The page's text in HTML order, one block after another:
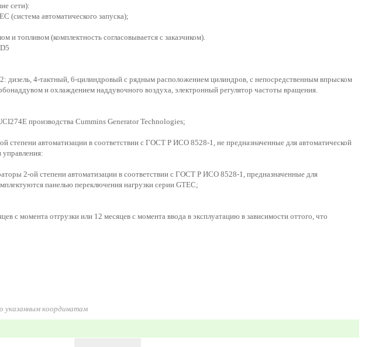
сети):
(система автоматического запуска);
и топливом (комплектность согласовывается с заказчиком).
дизель, 4-тактный, 6-цилиндровый с рядным расположением цилиндров, с непосредственным впрыском
и охлаждением наддувочного воздуха, электронный регулятор частоты вращения.
производства Cummins Generator Technologies;
степени автоматизации в соответствии с ГОСТ Р ИСО 8528-1, не предназначенные для автоматической
2-ой степени автоматизации в соответствии с ГОСТ Р ИСО 8528-1, предназначенные для
панелью переключения нагрузки серии GTEC;
с момента отгрузки или 12 месяцев с момента ввода в эксплуатацию в зависимости оттого, что
указанным координатам